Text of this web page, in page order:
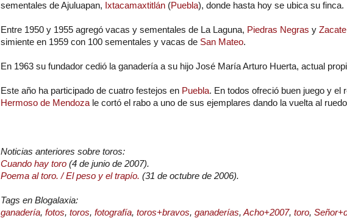
sementales de Ajuluapan, Ixtacamaxtitlán (Puebla), donde hasta hoy se ubica su finca.
Entre 1950 y 1955 agregó vacas y sementales de La Laguna, Piedras Negras y
simiente en 1959 con 100 sementales y vacas de San Mateo.
En 1963 su fundador cedió la ganadería a su hijo José María Arturo Huerta, actual
Este año ha participado de cuatro festejos en Puebla. En todos ofreció buen juego y el
Hermoso de Mendoza le cortó el rabo a uno de sus ejemplares dando la vuelta al
Noticias anteriores sobre toros:
Cuando hay toro (4 de junio de 2007).
Poema al toro. / El peso y el trapío. (31 de octubre de 2006).
Tags en Blogalaxia:
ganadería, fotos, toros, fotografía, toros+bravos, ganaderías, Acho+2007, toro,